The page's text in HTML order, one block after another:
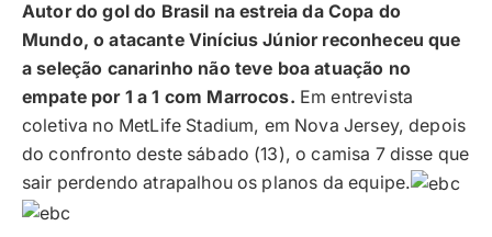
Autor do gol do Brasil na estreia da Copa do
Mundo, o atacante Vinícius Júnior reconheceu que
a seleção canarinho não teve boa atuação no
empate por 1 a 1 com Marrocos. Em entrevista
coletiva no MetLife Stadium, em Nova Jersey, depois
do confronto deste sábado (13), o camisa 7 disse que
sair perdendo atrapalhou os planos da equipe.